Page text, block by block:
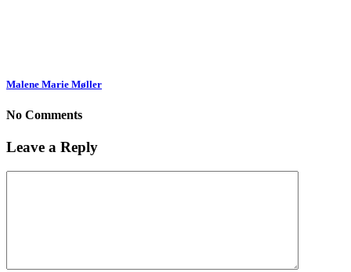
Malene Marie Møller
No Comments
Leave a Reply